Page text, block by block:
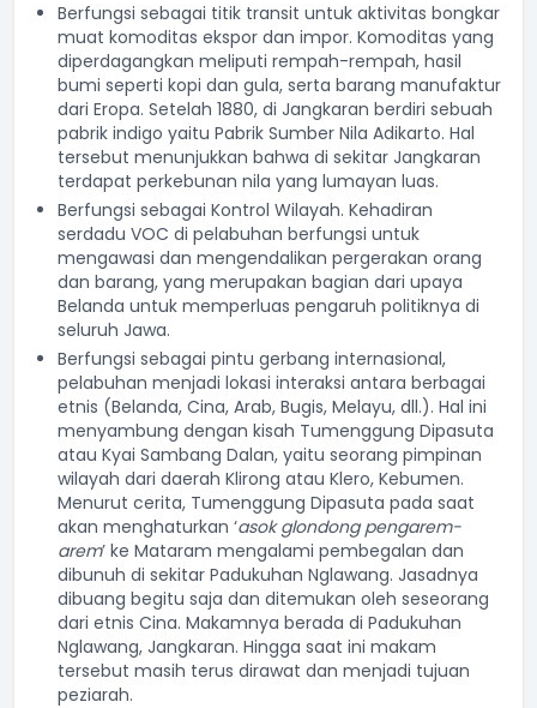
Berfungsi sebagai titik transit untuk aktivitas bongkar
muat komoditas ekspor dan impor. Komoditas yang
diperdagangkan meliputi rempah-rempah, hasil
bumi seperti kopi dan gula, serta barang manufaktur
dari Eropa. Setelah 1880, di Jangkaran berdiri sebuah
pabrik indigo yaitu Pabrik Sumber Nila Adikarto. Hal
tersebut menunjukkan bahwa di sekitar Jangkaran
terdapat perkebunan nila yang lumayan luas.
Berfungsi sebagai Kontrol Wilayah. Kehadiran
serdadu VOC di pelabuhan berfungsi untuk
mengawasi dan mengendalikan pergerakan orang
dan barang, yang merupakan bagian dari upaya
Belanda untuk memperluas pengaruh politiknya di
seluruh Jawa.
Berfungsi sebagai pintu gerbang internasional,
pelabuhan menjadi lokasi interaksi antara berbagai
etnis (Belanda, Cina, Arab, Bugis, Melayu, dll.). Hal ini
menyambung dengan kisah Tumenggung Dipasuta
atau Kyai Sambang Dalan, yaitu seorang pimpinan
wilayah dari daerah Klirong atau Klero, Kebumen.
Menurut cerita, Tumenggung Dipasuta pada saat
akan menghaturkan ‘asok glondong pengarem-
arem’ ke Mataram mengalami pembegalan dan
dibunuh di sekitar Padukuhan Nglawang. Jasadnya
dibuang begitu saja dan ditemukan oleh seseorang
dari etnis Cina. Makamnya berada di Padukuhan
Nglawang, Jangkaran. Hingga saat ini makam
tersebut masih terus dirawat dan menjadi tujuan
peziarah.